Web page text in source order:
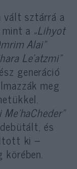
vált sztárrá a
a „Lihyot
Alai”
Le’atzmi”
generáció
meg
Me’haCheder”
és
ki –